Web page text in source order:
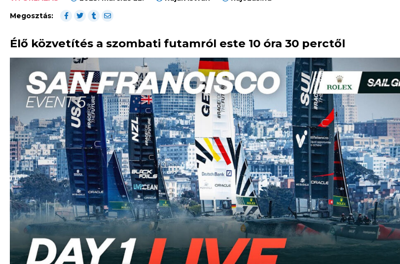
Megosztás:
Élő közvetítés a szombati futamról este 10 óra 30 perctől